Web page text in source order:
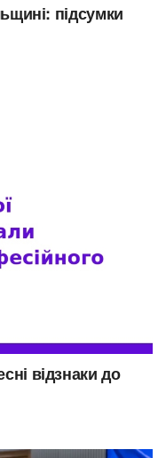
підсумки
відзнаки до